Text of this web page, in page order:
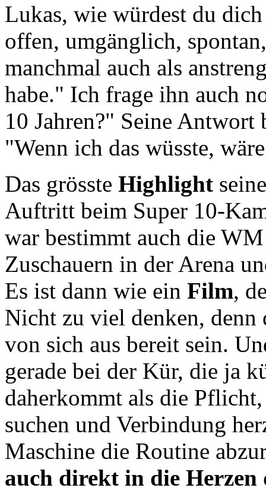
Lukas, wie würdest du
offen, umgänglich,
manchmal auch als
habe." Ich frage ihn auch
10 Jahren?" Seine
"Wenn ich das wüsste,
Das grösste Highlight
Auftritt beim Super 10-
war bestimmt auch die
Zuschauern in der Arena
Es ist dann wie ein Film,
Nicht zu viel denken,
von sich aus bereit sein.
gerade bei der Kür, die ja
daherkommt als die
suchen und Verbindung
Maschine die Routine
auch direkt in die